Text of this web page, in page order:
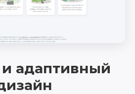
адаптивный